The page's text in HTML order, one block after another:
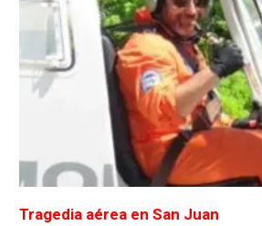
Tragedia aérea en San Juan